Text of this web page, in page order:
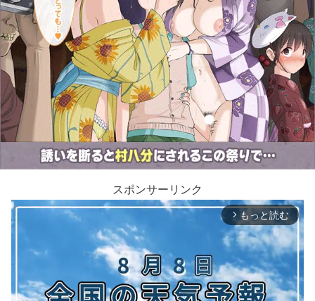
スポンサーリンク
arrow_forward_ios もっと読む